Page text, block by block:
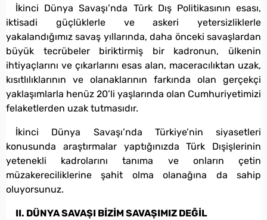
İkinci Dünya Savaşı’nda Türk Dış Politikasının esası,
iktisadi güçlüklerle ve askeri yetersizliklerle
yakalandığımız savaş yıllarında, daha önceki savaşlardan
büyük tecrübeler biriktirmiş bir kadronun, ülkenin
ihtiyaçlarını ve çıkarlarını esas alan, maceracılıktan uzak,
kısıtlılıklarının ve olanaklarının farkında olan gerçekçi
yaklaşımlarla henüz 20’li yaşlarında olan Cumhuriyetimizi
felaketlerden uzak tutmasıdır.
İkinci Dünya Savaşı’nda Türkiye’nin siyasetleri
konusunda araştırmalar yaptığınızda Türk Dışişlerinin
yetenekli kadrolarını tanıma ve onların çetin
müzakereciliklerine şahit olma olanağına da sahip
oluyorsunuz.
II. DÜNYA SAVAŞI BİZİM SAVAŞIMIZ DEĞİL